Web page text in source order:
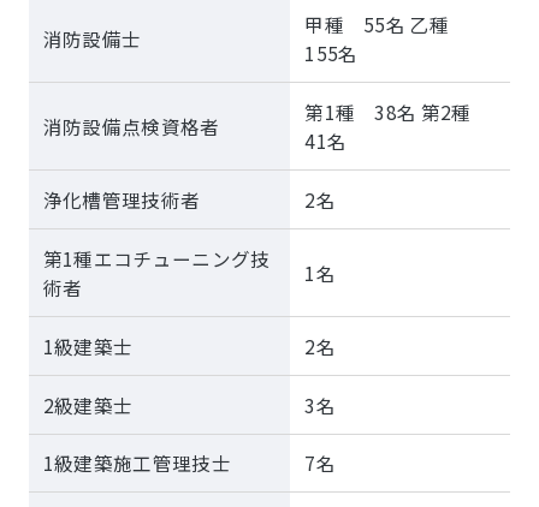
消防設備士
甲種 55名 乙種
155名
消防設備点検資格者
第1種 38名 第2種
41名
浄化槽管理技術者 2名
第1種エコチューニング技
術者
1名
1級建築士 2名
2級建築士 3名
1級建築施工管理技士 7名